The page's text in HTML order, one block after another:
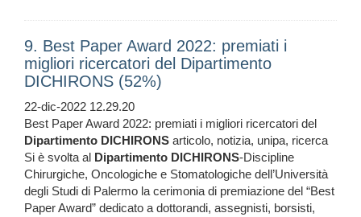
9. Best Paper Award 2022: premiati i
migliori ricercatori del Dipartimento
DICHIRONS (52%)
22-dic-2022 12.29.20
Best Paper Award 2022: premiati i migliori ricercatori del
Dipartimento DICHIRONS articolo, notizia, unipa, ricerca
Si è svolta al Dipartimento DICHIRONS-Discipline
Chirurgiche, Oncologiche e Stomatologiche dell’Università
degli Studi di Palermo la cerimonia di premiazione del “Best
Paper Award” dedicato a dottorandi, assegnisti, borsisti,